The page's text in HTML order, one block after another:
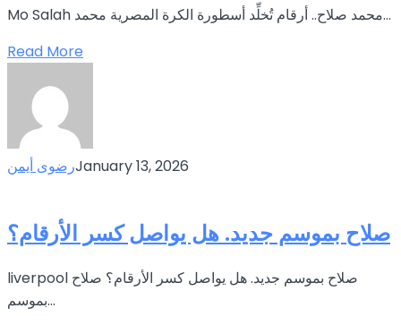
Mo Salah محمد صلاح.. أرقام تُخلِّد أسطورة الكرة المصرية محمد...
Read More
رضوى أيمنJanuary 13, 2026
صلاح بموسم جديد. هل يواصل كسر الأرقام؟
liverpool صلاح بموسم جديد. هل يواصل كسر الأرقام؟ صلاح
بموسم...